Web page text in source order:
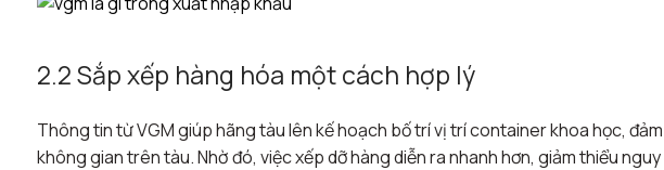
2.2 Sắp xếp hàng hóa một cách hợp lý
Thông tin từ VGM giúp hãng tàu lên kế hoạch bố trí vị trí container khoa học,
không gian trên tàu. Nhờ đó, việc xếp dỡ hàng diễn ra nhanh hơn, giảm thiểu